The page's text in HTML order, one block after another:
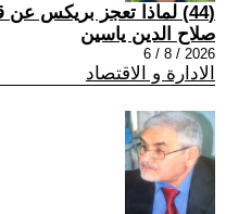
(44) لماذا تعجز بريكس عن قيادة العالم اقتصادياً؟
صلاح الدين ياسين
2026 / 8 / 6
الادارة و الاقتصاد